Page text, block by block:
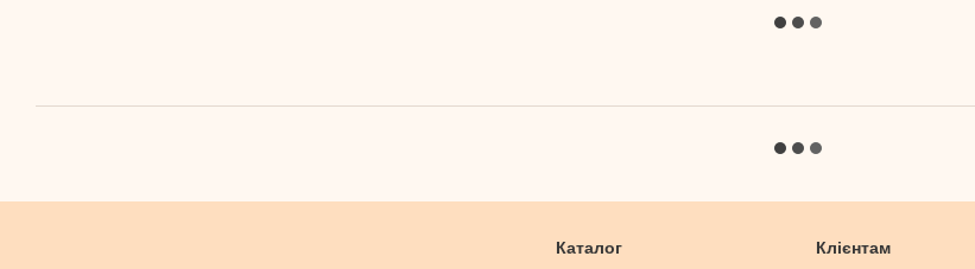
Каталог Клієнтам